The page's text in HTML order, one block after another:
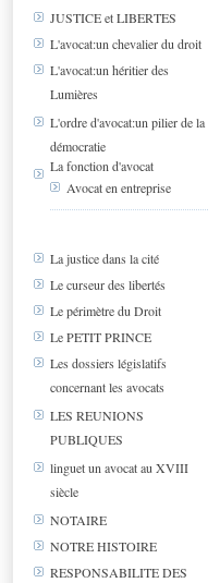
JUSTICE et LIBERTES
L'avocat:un chevalier du droit
L'avocat:un héritier des
Lumières
L'ordre d'avocat:un pilier de la
démocratie
La fonction d'avocat
Avocat en entreprise
La justice dans la cité
Le curseur des libertés
Le périmètre du Droit
Le PETIT PRINCE
Les dossiers législatifs
concernant les avocats
LES REUNIONS
PUBLIQUES
linguet un avocat au XVIII
siècle
NOTAIRE
NOTRE HISTOIRE
RESPONSABILITE DES